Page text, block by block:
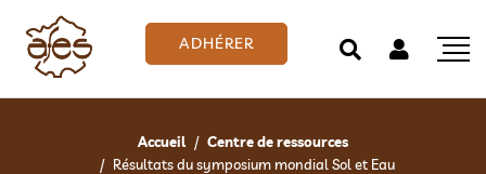
ADHÉRER
Accueil
Centre de ressources
Résultats du symposium mondial Sol et Eau